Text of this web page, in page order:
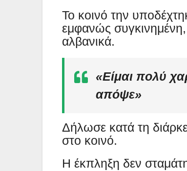
Το κοινό την
εμφανώς
αλβανικά.
«Είμαι πολύ
απόψε»
Δήλωσε κατά τη
στο κοινό.
Η έκπληξη δεν